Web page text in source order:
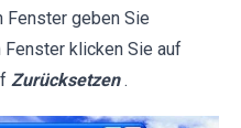
Fenster geben Sie
klicken Sie auf
Zurücksetzen .